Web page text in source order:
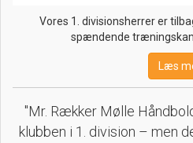
Vores 1. divisionsherrer er
spændende
Læs
"Mr. Rækker Mølle
klubben i 1. division – men